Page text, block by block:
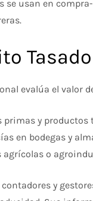
se usan en
evalúa el valor
primas y productos
en bodegas y
agrícolas o
y